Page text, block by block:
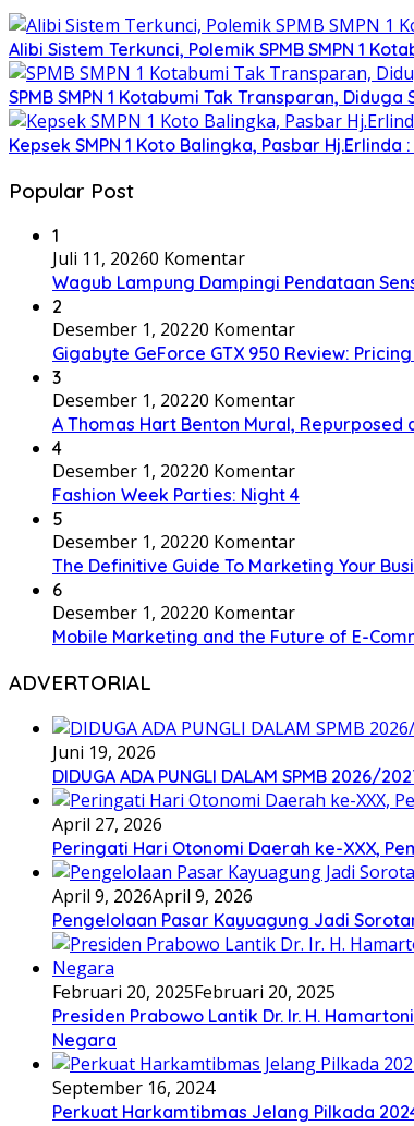
Alibi Sistem Terkunci, Polemik SPMB SMPN 1
SPMB SMPN 1 Kotabumi Tak Transparan,
Kepsek SMPN 1 Koto Balingka, Pasbar
Popular Post
1
Juli 11, 20260 Komentar
Wagub Lampung Dampingi Pendataan
2
Desember 1, 20220 Komentar
Gigabyte GeForce GTX 950 Review:
3
Desember 1, 20220 Komentar
A Thomas Hart Benton Mural, Repurposed
4
Desember 1, 20220 Komentar
Fashion Week Parties: Night 4
5
Desember 1, 20220 Komentar
The Definitive Guide To Marketing Your
6
Desember 1, 20220 Komentar
Mobile Marketing and the Future of E-
ADVERTORIAL
Juni 19, 2026
DIDUGA ADA PUNGLI DALAM SPMB 2026/
April 27, 2026
Peringati Hari Otonomi Daerah ke-XXX,
April 9, 2026April 9, 2026
Pengelolaan Pasar Kayuagung Jadi
Februari 20, 2025Februari 20, 2025
Presiden Prabowo Lantik Dr. Ir. H.
Negara
September 16, 2024
Perkuat Harkamtibmas Jelang Pilkada